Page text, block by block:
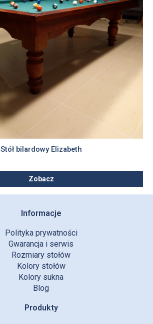
Stół bilardowy Elizabeth
Zobacz
Informacje
Polityka prywatności
Gwarancja i serwis
Rozmiary stołów
Kolory stołów
Kolory sukna
Blog
Produkty